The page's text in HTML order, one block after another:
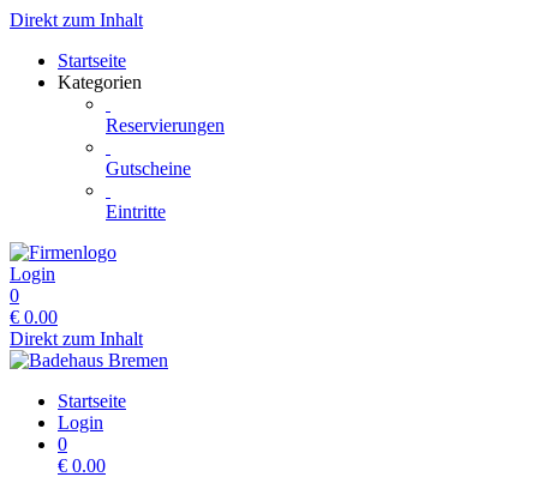
Direkt zum Inhalt
Startseite
Kategorien
Reservierungen
Gutscheine
Eintritte
Login
0
€ 0.00
Direkt zum Inhalt
Startseite
Login
0
€ 0.00